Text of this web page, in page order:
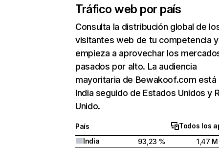
Tráfico web por país
Consulta la distribución global de
visitantes web de tu competencia y
empieza a aprovechar los
pasados por alto. La audiencia
mayoritaria de Bewakoof.com está
India seguido de Estados Unidos y
Unido.
País
Todos los
India
93,23 %
1,47 M